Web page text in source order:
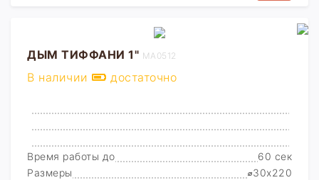
ДЫМ ТИФФАНИ 1" MA0512
В наличии достаточно
Время работы до
60 сек
Размеры
⌀30x220